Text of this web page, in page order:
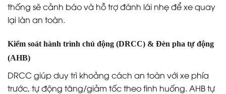
thống sẽ cảnh báo và hỗ trợ đánh lái nhẹ để xe quay
lại làn an toàn.
Kiểm soát hành trình chủ động (DRCC) & Đèn pha tự động
(AHB)
DRCC giúp duy trì khoảng cách an toàn với xe phía
trước, tự động tăng/giảm tốc theo tình huống. AHB tự